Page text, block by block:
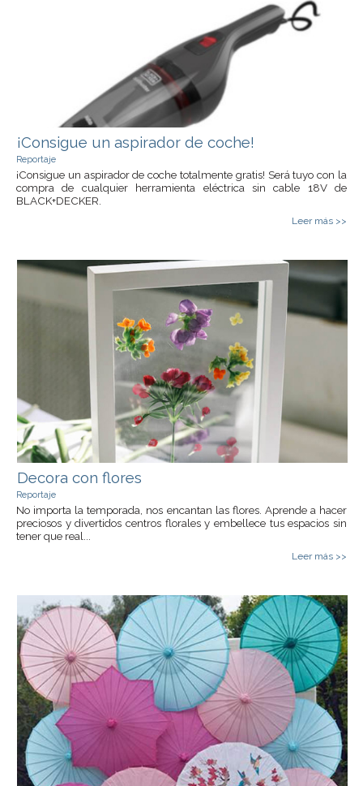
¡Consigue un aspirador de coche!
Reportaje
¡Consigue un aspirador de coche totalmente gratis! Será tuyo con la
compra de cualquier herramienta eléctrica sin cable 18V de
BLACK+DECKER.
Leer más >>
Decora con flores
Reportaje
No importa la temporada, nos encantan las flores. Aprende a hacer
preciosos y divertidos centros florales y embellece tus espacios sin
tener que real...
Leer más >>